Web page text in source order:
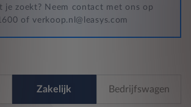
je zoekt? Neem contact met ons op
of verkoop.nl@leasys.com
Zakelijk Bedrijfswagen